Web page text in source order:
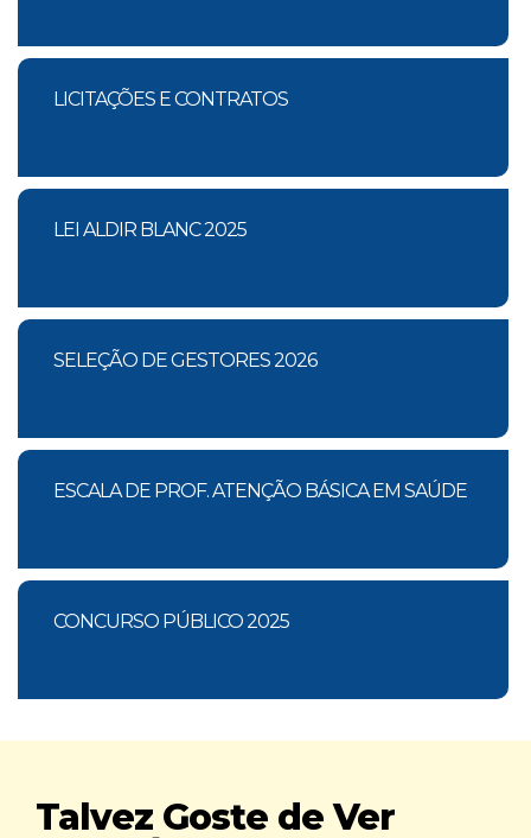
LICITAÇÕES E CONTRATOS
LEI ALDIR BLANC 2025
SELEÇÃO DE GESTORES 2026
ESCALA DE PROF. ATENÇÃO BÁSICA EM SAÚDE
CONCURSO PÚBLICO 2025
Talvez Goste de Ver